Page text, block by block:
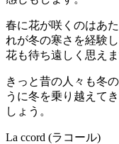
春に花が咲くのはあ
れが冬の寒さを経験
花も待ち遠しく思えま
きっと昔の人々も冬
うに冬を乗り越えて
しょう。
La ccord (ラコール)